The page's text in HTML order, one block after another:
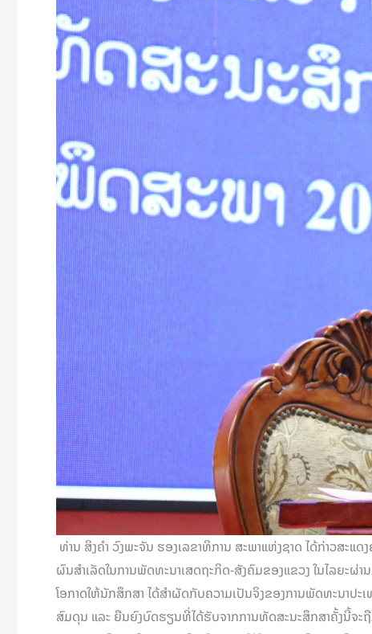
ທ່ານ ສິງຄຳ ວົງພະຈັນ ຮອງເລຂາທິການ ສະພາແຫ່ງຊາດ ໄດ້ກ່າວສະ
ຜົນສໍາເລັດໃນການພັດທະນາເສດຖະກິດ-ສັງຄົມຂອງແຂວງ ໃນໄລຍະ
ໂອກາດໃຫ້ນັກສຶກສາ ໄດ້ສຳຜັດກັບຄວາມເປັນຈິງຂອງການພັດທະນາປ
ສົມດຸນ ແລະ ຍືນຍົງບົດຮຽນທີ່ໄດ້ຮັບຈາກການທັດສະນະສຶກສາຄັ້ງນີ້ຈະ